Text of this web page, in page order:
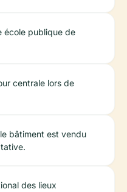
école publique de
centrale lors de
bâtiment est vendu
des lieux